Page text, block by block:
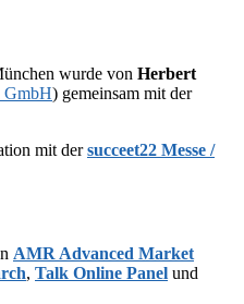
wurde von Herbert
GmbH) gemeinsam mit der
mit dersucceet22 Messe /
AMR Advanced Market
, Talk Online Panel und